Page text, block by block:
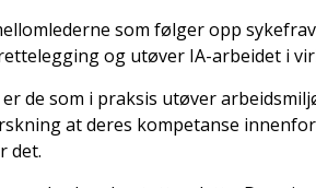
som følger opp
og utøver IA-arbeidet i
de som i praksis utøver
at deres kompetanse
det.